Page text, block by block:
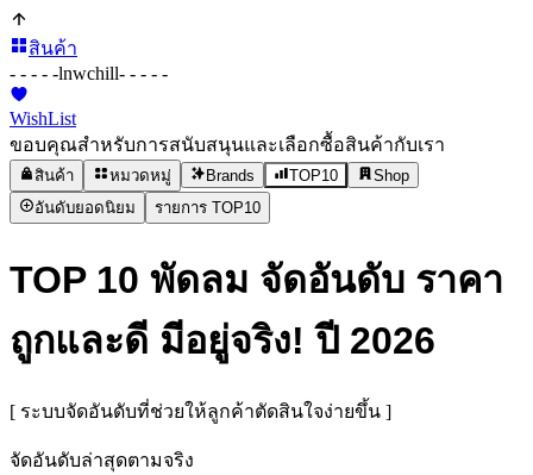
สินค้า
- - - - -lnwchill- - - - -
WishList
ขอบคุณสำหรับการสนับสนุนและเลือกซื้อสินค้ากับเรา
สินค้า หมวดหมู่ Brands TOP10
Shop
อันดับยอดนิยม
รายการ TOP10
TOP 10 พัดลม จัดอันดับ ราคา
ถูกและดี มีอยู่จริง! ปี 2026
[ ระบบจัดอันดับที่ช่วยให้ลูกค้าตัดสินใจง่ายขึ้น ]
จัดอันดับล่าสุดตามจริง